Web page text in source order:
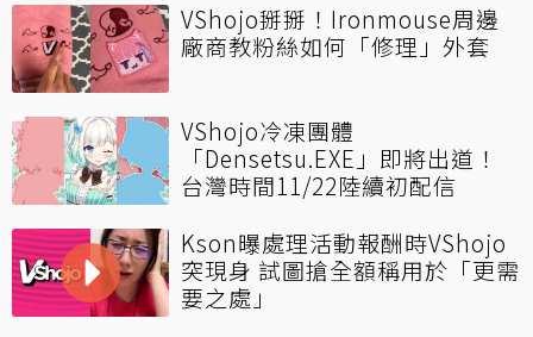
VShojo掰掰！Ironmouse周邊
廠商教粉絲如何「修理」外套
VShojo冷凍團體
「Densetsu.EXE」即將出道！
台灣時間11/22陸續初配信
Kson曝處理活動報酬時VShojo
突現身 試圖搶全額稱用於「更需
要之處」